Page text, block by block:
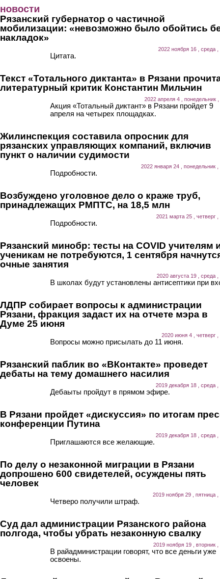
новости
Рязанский губернатор о частичной
мобилизации: «невозможно было обойтись
накладок»
2022 ноября 16 , среда ,
Цитата.
Текст «Тотального диктанта» в Рязани
литературный критик Константин Мильчин
2022 апреля 4 , понедельник ,
Акция «Тотальный диктант» в Рязани пройдет 9
апреля на четырех площадках.
Жилинспекция составила опросник для
рязанских управляющих компаний, включив
пункт о наличии судимости
2022 января 24 , понедельник ,
Подробности.
Возбуждено уголовное дело о краже труб,
принадлежащих РМПТС, на 18,5 млн
2021 марта 25 , четверг ,
Подробности.
Рязанский минобр: тесты на COVID учителям
ученикам не потребуются, 1 сентября
очные занятия
2020 августа 19 , среда ,
В школах будут установлены антисептики при
ЛДПР собирает вопросы к администрации
Рязани, фракция задаст их на отчете мэра в
Думе 25 июня
2020 июня 4 , четверг ,
Вопросы можно присылать до 11 июня.
Рязанский паблик во «ВКонтакте» проведет
дебаты на тему домашнего насилия
2019 декабря 18 , среда ,
Дебаыты пройдут в прямом эфире.
В Рязани пройдет «дискуссия» по итогам
конференции Путина
2019 декабря 18 , среда ,
Приглашаются все желающие.
По делу о незаконной миграции в Рязани
допрошено 600 свидетелей, осуждены пять
человек
2019 ноября 29 , пятница ,
Четверо получили штраф.
Суд дал администрации Рязанского района
полгода, чтобы убрать незаконную свалку
2019 ноября 19 , вторник ,
В райадминистрации говорят, что все деньги уже
освоены.